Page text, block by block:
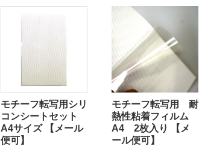
モチーフ転写用シリ
コンシートセット
A4サイズ 【メール
便可】
モチーフ転写用 耐
熱性粘着フィルム
A4 2枚入り 【メ
ール便可】